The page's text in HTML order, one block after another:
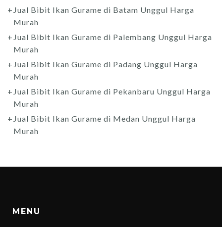
Jual Bibit Ikan Gurame di Batam Unggul Harga
Murah
Jual Bibit Ikan Gurame di Palembang Unggul Harga
Murah
Jual Bibit Ikan Gurame di Padang Unggul Harga
Murah
Jual Bibit Ikan Gurame di Pekanbaru Unggul Harga
Murah
Jual Bibit Ikan Gurame di Medan Unggul Harga
Murah
MENU